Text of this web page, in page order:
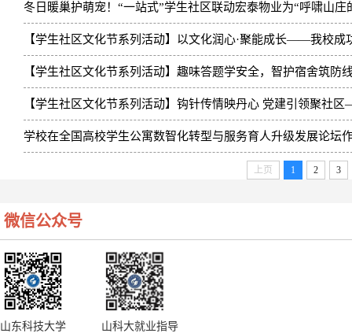
冬日暖巢护萌宠！“一站式”学生社区联动宏泰物业为“呼啸山庄
【学生社区文化节系列活动】以文化润心·聚能成长——我校成
【学生社区文化节系列活动】趣味答题学安全，智护宿舍筑
【学生社区文化节系列活动】钩针传情映丹心 党建引领聚社
学校在全国高校学生公寓数智化转型与服务育人升级发展论坛
上页 1 2 3
微信公众号
山东科技大学 山科大就业指导